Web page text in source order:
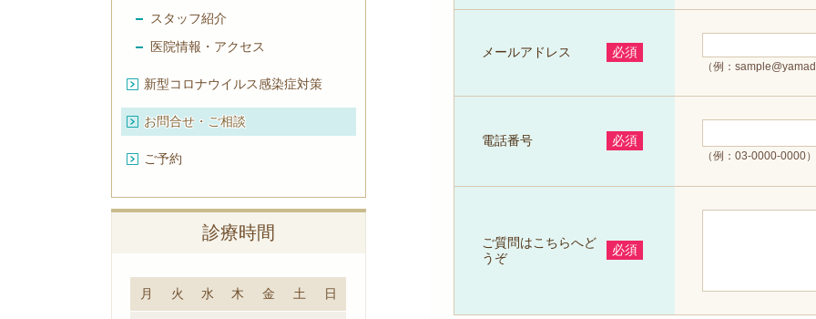
メールアドレス 必須
（例：
電話番号 必須
（例：03-0000-0000）
ご質問はこちらへど
うぞ
必須
スタッフ紹介
医院情報・アクセス
新型コロナウイルス感染症対策
お問合せ・ご相談
ご予約
診療時間
月 火 水 木 金 土 日